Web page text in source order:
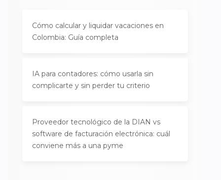
Cómo calcular y liquidar vacaciones en
Colombia: Guía completa
IA para contadores: cómo usarla sin
complicarte y sin perder tu criterio
Proveedor tecnológico de la DIAN vs
software de facturación electrónica: cuál
conviene más a una pyme